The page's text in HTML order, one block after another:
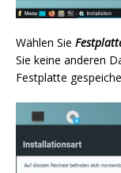
Wählen Sie
Sie keine anderen
Festplatte